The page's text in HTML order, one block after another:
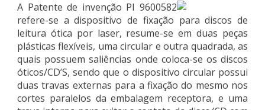
A Patente de invenção PI 9600582
refere-se a dispositivo de fixação para discos de
leitura ótica por laser, resume-se em duas peças
plásticas flexíveis, uma circular e outra quadrada, as
quais possuem saliências onde coloca-se os discos
óticos/CD’S, sendo que o dispositivo circular possui
duas travas externas para a fixação do mesmo nos
cortes paralelos da embalagem receptora, e uma